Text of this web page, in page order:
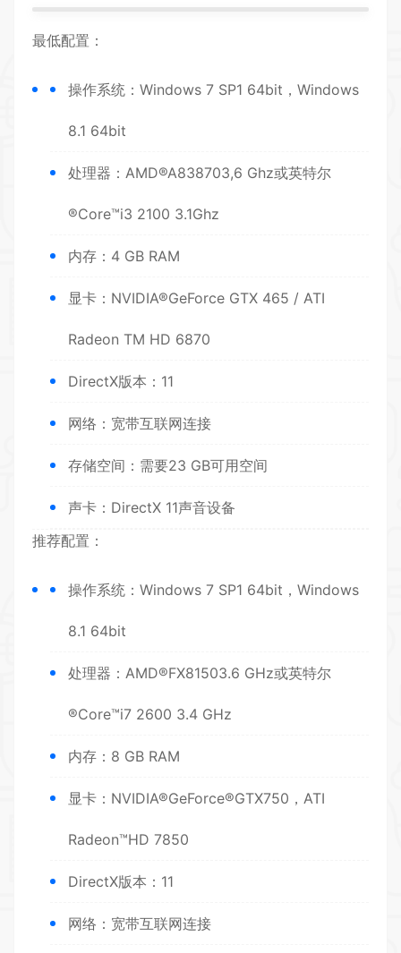
最低配置：
操作系统：Windows 7 SP1 64bit，Windows
8.1 64bit
处理器：AMD®A838703,6 Ghz或英特尔
®Core™i3 2100 3.1Ghz
内存：4 GB RAM
显卡：NVIDIA®GeForce GTX 465 / ATI
Radeon TM HD 6870
DirectX版本：11
网络：宽带互联网连接
存储空间：需要23 GB可用空间
声卡：DirectX 11声音设备
推荐配置：
操作系统：Windows 7 SP1 64bit，Windows
8.1 64bit
处理器：AMD®FX81503.6 GHz或英特尔
®Core™i7 2600 3.4 GHz
内存：8 GB RAM
显卡：NVIDIA®GeForce®GTX750，ATI
Radeon™HD 7850
DirectX版本：11
网络：宽带互联网连接